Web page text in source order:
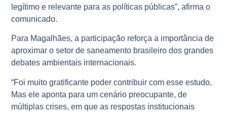
legítimo e relevante para as políticas públicas”, afirma o
comunicado.
Para Magalhães, a participação reforça a importância de
aproximar o setor de saneamento brasileiro dos grandes
debates ambientais internacionais.
“Foi muito gratificante poder contribuir com esse estudo.
Mas ele aponta para um cenário preocupante, de
múltiplas crises, em que as respostas institucionais